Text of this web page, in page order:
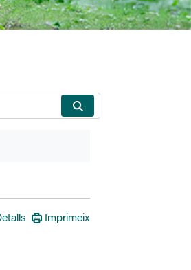
Imprimeix